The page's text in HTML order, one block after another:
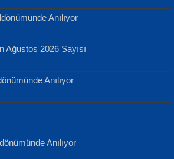
Eyüp...
Anılıyor
Ağustos 2026 Sayısı
Anılıyor
Anılıyor